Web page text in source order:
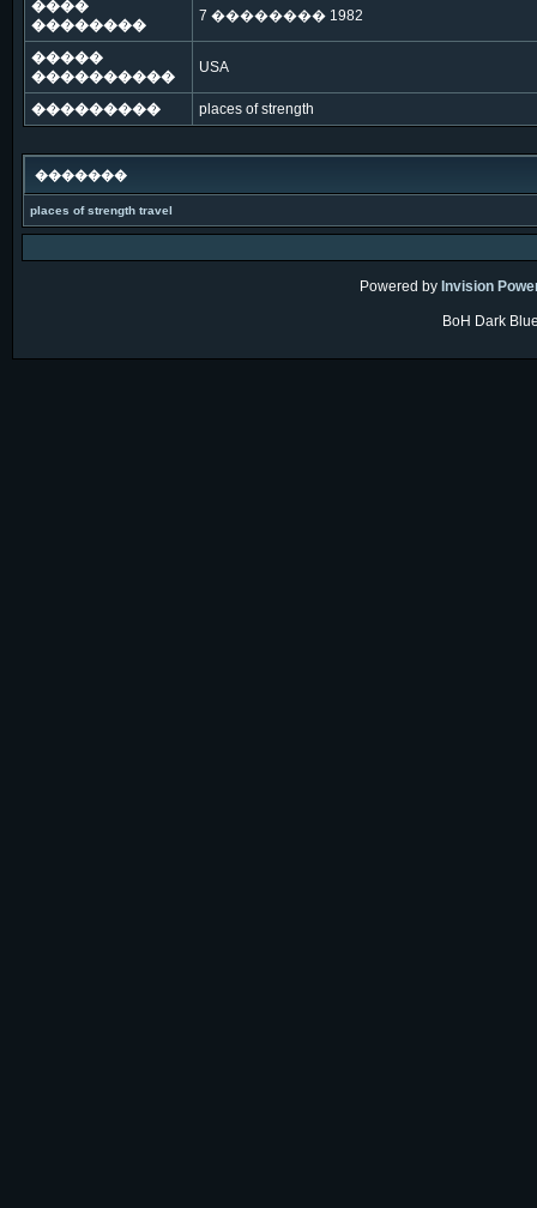
����
��������
7 �������� 1982
�����
����������
USA
��������� places of strength
�������
places of strength travel
Powered by Invision
BoH Dark